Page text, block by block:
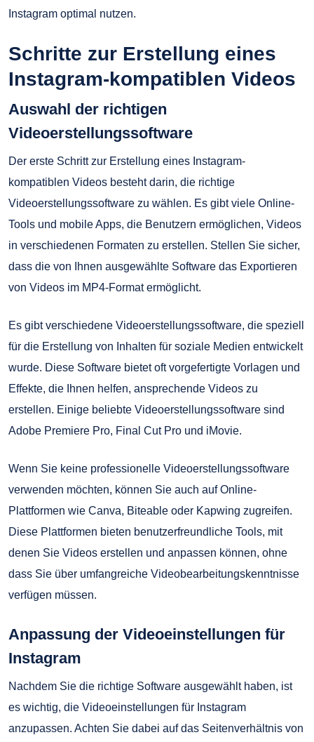
Instagram optimal nutzen.
Schritte zur Erstellung eines
Instagram-kompatiblen Videos
Auswahl der richtigen
Videoerstellungssoftware
Der erste Schritt zur Erstellung eines Instagram-
kompatiblen Videos besteht darin, die richtige
Videoerstellungssoftware zu wählen. Es gibt viele Online-
Tools und mobile Apps, die Benutzern ermöglichen, Videos
in verschiedenen Formaten zu erstellen. Stellen Sie sicher,
dass die von Ihnen ausgewählte Software das Exportieren
von Videos im MP4-Format ermöglicht.
Es gibt verschiedene Videoerstellungssoftware, die speziell
für die Erstellung von Inhalten für soziale Medien entwickelt
wurde. Diese Software bietet oft vorgefertigte Vorlagen und
Effekte, die Ihnen helfen, ansprechende Videos zu
erstellen. Einige beliebte Videoerstellungssoftware sind
Adobe Premiere Pro, Final Cut Pro und iMovie.
Wenn Sie keine professionelle Videoerstellungssoftware
verwenden möchten, können Sie auch auf Online-
Plattformen wie Canva, Biteable oder Kapwing zugreifen.
Diese Plattformen bieten benutzerfreundliche Tools, mit
denen Sie Videos erstellen und anpassen können, ohne
dass Sie über umfangreiche Videobearbeitungskenntnisse
verfügen müssen.
Anpassung der Videoeinstellungen für
Instagram
Nachdem Sie die richtige Software ausgewählt haben, ist
es wichtig, die Videoeinstellungen für Instagram
anzupassen. Achten Sie dabei auf das Seitenverhältnis von